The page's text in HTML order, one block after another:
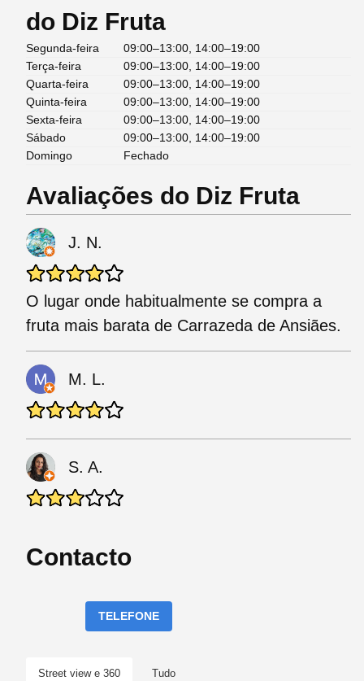
do Diz Fruta
Segunda-feira
09:00–13:00, 14:00–19:00
Terça-feira
09:00–13:00, 14:00–19:00
Quarta-feira
09:00–13:00, 14:00–19:00
Quinta-feira
09:00–13:00, 14:00–19:00
Sexta-feira
09:00–13:00, 14:00–19:00
Sábado
09:00–13:00, 14:00–19:00
Domingo
Fechado
Avaliações do Diz Fruta
J. N.
O lugar onde habitualmente se compra a
fruta mais barata de Carrazeda de Ansiães.
M. L.
S. A.
Contacto
TELEFONE
Street view e 360 Tudo